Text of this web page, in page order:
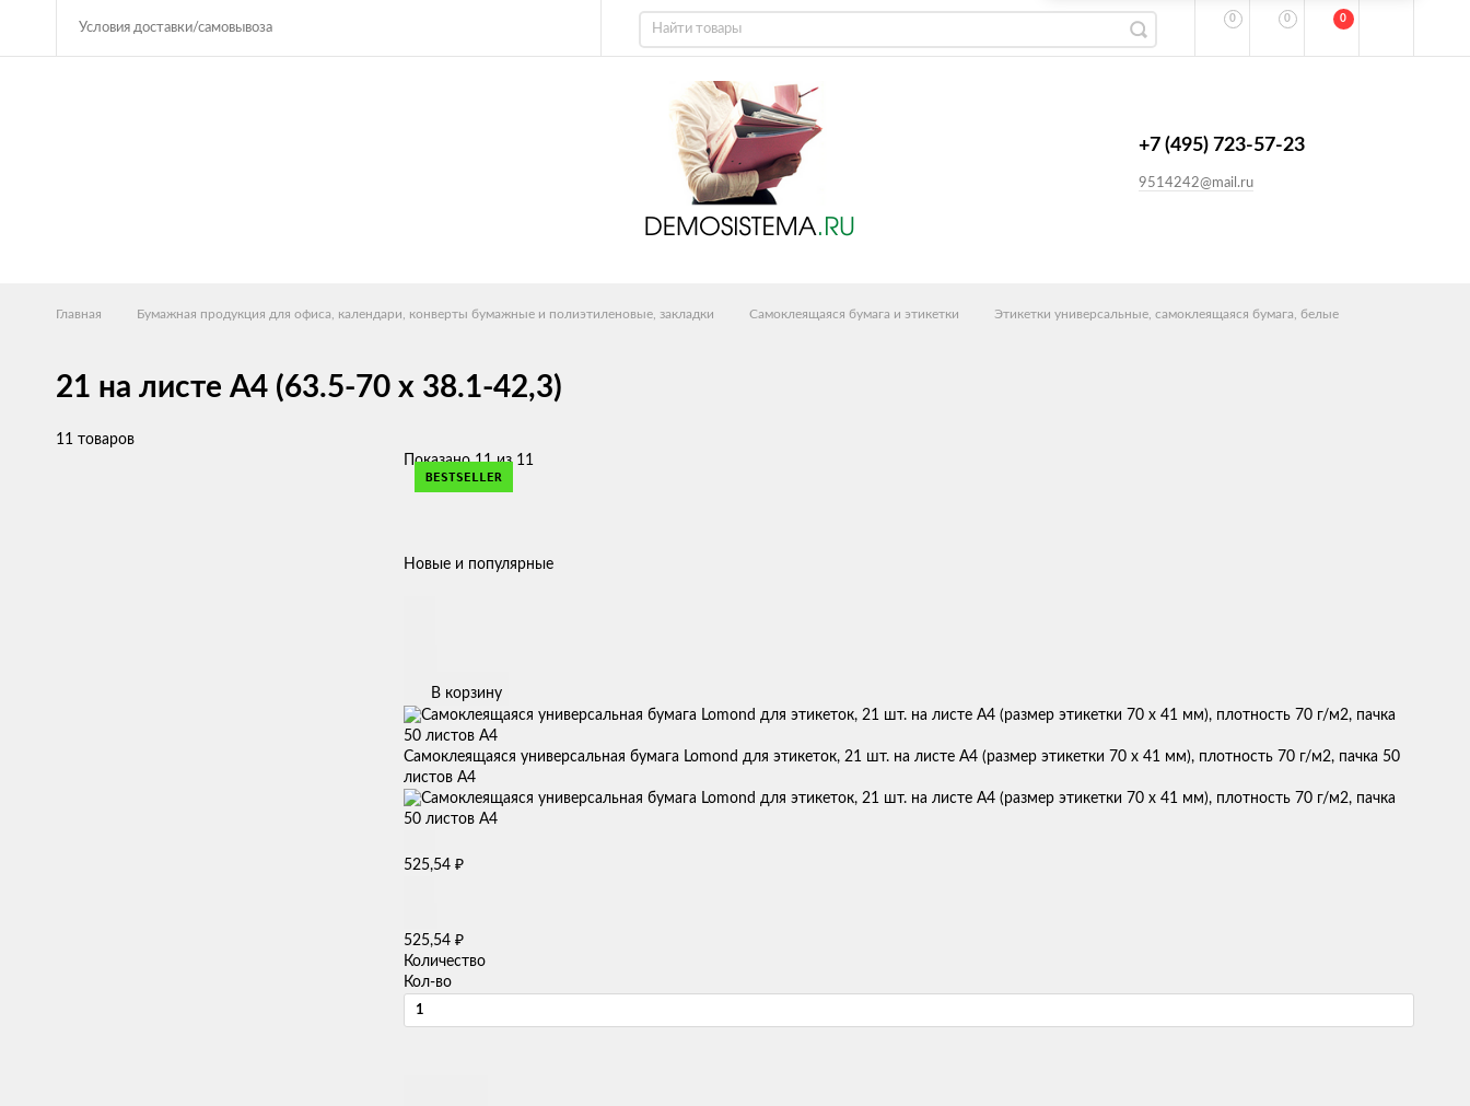
Условия доставки/самовывоза
0 0 0
+7 (495) 723-57-23
9514242@mail.ru
Главная Бумажная продукция для офиса, календари, конверты бумажные и полиэтиленовые, закладки Самоклеящаяся бумага и этикетки Этикетки универсальные, самоклеящаяся бумага, белые
21 на листе А4 (63.5-70 х 38.1-42,3)
11 товаров
Показано 11 из 11
Новые и популярные
BESTSELLER
В корзину
Самоклеящаяся универсальная бумага Lomond для этикеток, 21 шт. на листе А4 (размер этикетки 70 x 41 мм), плотность 70 г/м2, пачка 50
листов А4
525,54 ₽
525,54 ₽
Количество
Кол-во
BESTSELLER
BESTSELLER
BESTSELLER
BESTSELLER
BESTSELLER
BESTSELLER